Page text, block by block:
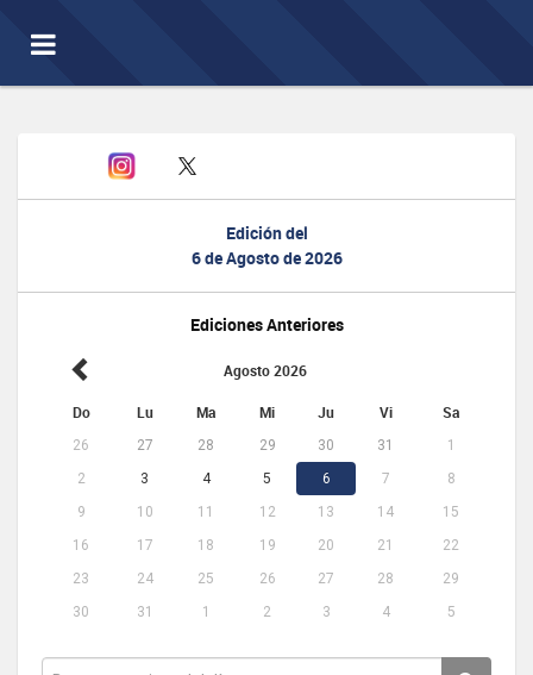
Toggle
navigation
Edición del
6 de Agosto de 2026
Ediciones Anteriores
Agosto 2026
Do Lu Ma Mi Ju Vi Sa
26 27 28 29 30 31
1
2
3 4 5 6 7
8
9
10 11 12 13 14
15
16
17 18 19 20 21
22
23
24 25 26 27 28
29
30
31 1 2 3 4 5